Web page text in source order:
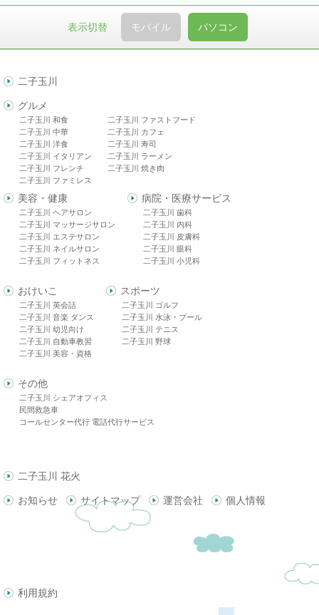
表示切替 モバイル パソコン
二子玉川
グルメ
二子玉川 和食
二子玉川 中華
二子玉川 洋食
二子玉川 イタリアン
二子玉川 フレンチ
二子玉川 ファミレス
二子玉川 ファストフード
二子玉川 カフェ
二子玉川 寿司
二子玉川 ラーメン
二子玉川 焼き肉
美容・健康
二子玉川 ヘアサロン
二子玉川 マッサージサロン
二子玉川 エステサロン
二子玉川 ネイルサロン
二子玉川 フィットネス
病院・医療サービス
二子玉川 歯科
二子玉川 内科
二子玉川 皮膚科
二子玉川 眼科
二子玉川 小児科
おけいこ
二子玉川 英会話
二子玉川 音楽 ダンス
二子玉川 幼児向け
二子玉川 自動車教習
二子玉川 美容・資格
スポーツ
二子玉川 ゴルフ
二子玉川 水泳・プール
二子玉川 テニス
二子玉川 野球
その他
二子玉川 シェアオフィス
民間救急車
コールセンター代行 電話代行サービス
二子玉川 花火
お知らせ サイトマップ 運営会社 個人情報
利用規約